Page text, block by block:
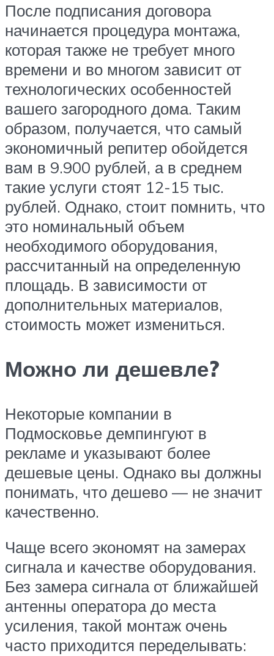
После подписания договора
начинается процедура монтажа,
которая также не требует много
времени и во многом зависит от
технологических особенностей
вашего загородного дома. Таким
образом, получается, что самый
экономичный репитер обойдется
вам в 9.900 рублей, а в среднем
такие услуги стоят 12-15 тыс.
рублей. Однако, стоит помнить, что
это номинальный объем
необходимого оборудования,
рассчитанный на определенную
площадь. В зависимости от
дополнительных материалов,
стоимость может измениться.
Можно ли дешевле?
Некоторые компании в
Подмосковье демпингуют в
рекламе и указывают более
дешевые цены. Однако вы должны
понимать, что дешево — не значит
качественно.
Чаще всего экономят на замерах
сигнала и качестве оборудования.
Без замера сигнала от ближайшей
антенны оператора до места
усиления, такой монтаж очень
часто приходится переделывать: